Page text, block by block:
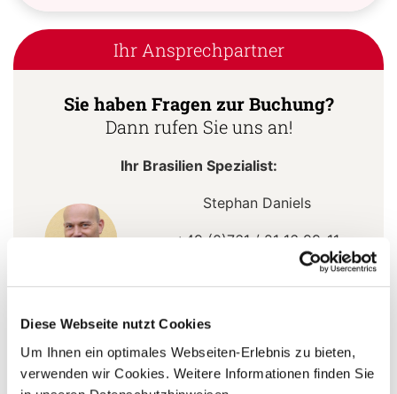
Diese Webseite nutzt Cookies
Um Ihnen ein optimales Webseiten-Erlebnis zu bieten,
verwenden wir Cookies. Weitere Informationen finden Sie
Ihr Ansprechpartner
Sie haben Fragen zur Buchung?
Dann rufen Sie uns an!
Ihr Brasilien Spezialist:
Stephan Daniels
+49 (0)761 / 21 16 99-11
s.daniels@aventoura.de
5 Gründe warum Sie mit Ihrer Buchung bei uns
die richtige Entscheidung treffen: